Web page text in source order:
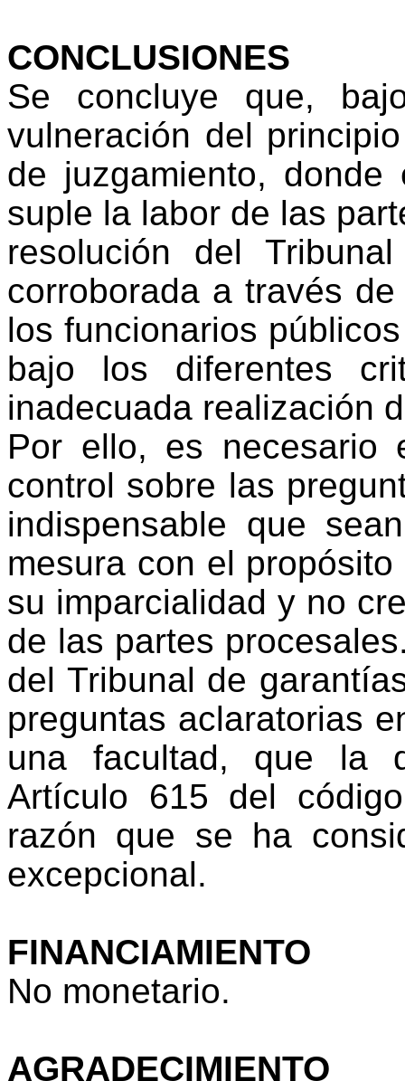
CONCLUSIONES
Se concluye que,
vulneración del
de juzgamiento,
suple la labor de las
resolución del
corroborada a través
los funcionarios
bajo los diferentes
inadecuada realización
Por ello, es necesario
control sobre las
indispensable que
mesura con el
su imparcialidad y no
de las partes
del Tribunal de
preguntas aclaratorias
una facultad, que la
Artículo 615 del
razón que se ha
excepcional.
FINANCIAMIENTO
No monetario.
AGRADECIMIENTO